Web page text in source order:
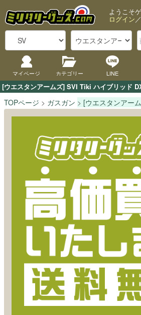
[ウエスタンアームズ] SVI Tiki ハイブリッド
ようこそ
ログイン／
マイページ カテゴリー LINE
TOPページ ガスガン [ウエスタンアー